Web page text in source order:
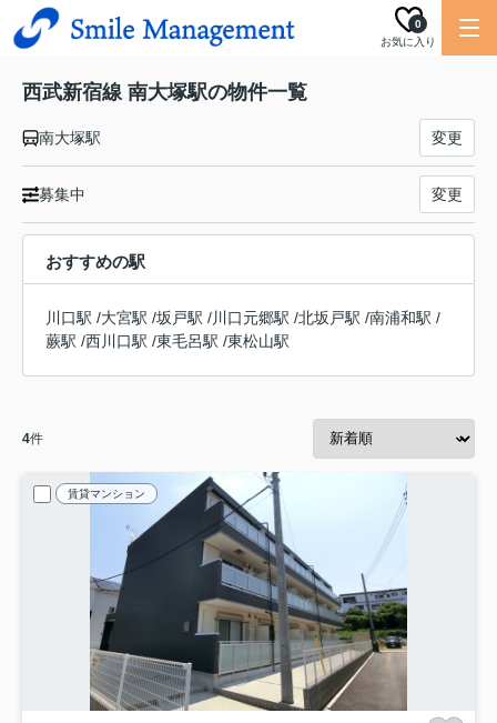
お気に入り
0
西武新宿線 南大塚駅の物件一覧
南大塚駅 変更
募集中 変更
おすすめの駅
川口駅 /大宮駅 /坂戸駅 /川口元郷駅 /北坂戸駅 /南浦和駅 /
蕨駅 /西川口駅 /東毛呂駅 /東松山駅
4件
賃貸マンション